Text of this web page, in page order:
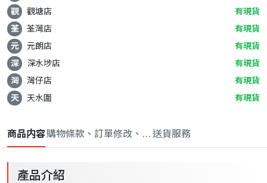
觀
觀塘店
有現貨
荃
荃灣店
有現貨
元
元朗店
有現貨
深
深水埗店
有現貨
灣
灣仔店
有現貨
天
天水圍 有現貨
商品内容購物條款、訂單修改、取消與退款政策
送貨服務
產品介紹